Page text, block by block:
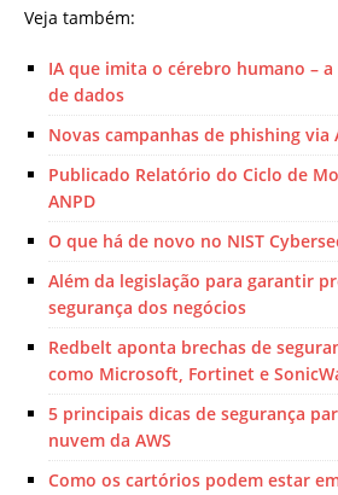
Veja também:
IA que imita o cérebro humano –
de dados
Novas campanhas de phishing via
Publicado Relatório do Ciclo de
ANPD
O que há de novo no NIST
Além da legislação para garantir
segurança dos negócios
Redbelt aponta brechas de
como Microsoft, Fortinet e
5 principais dicas de segurança
nuvem da AWS
Como os cartórios podem estar